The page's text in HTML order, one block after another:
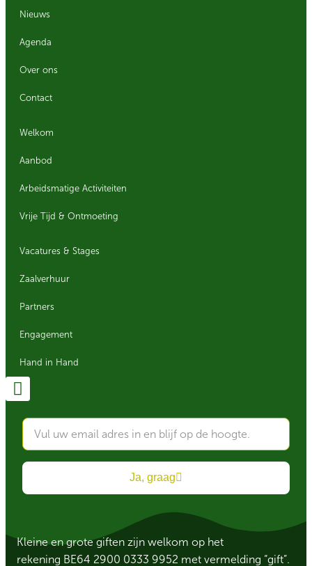
Nieuws
Agenda
Over ons
Contact
Welkom
Aanbod
Arbeidsmatige Activiteiten
Vrije Tijd & Ontmoeting
Vacatures & Stages
Zaalverhuur
Partners
Engagement
Hand in Hand
Ja, graag
Kleine en grote giften zijn welkom op het
rekening BE64 2900 0333 9952 met vermelding “gift”.